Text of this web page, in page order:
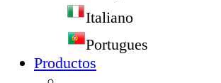
Italiano
Portugues
Productos